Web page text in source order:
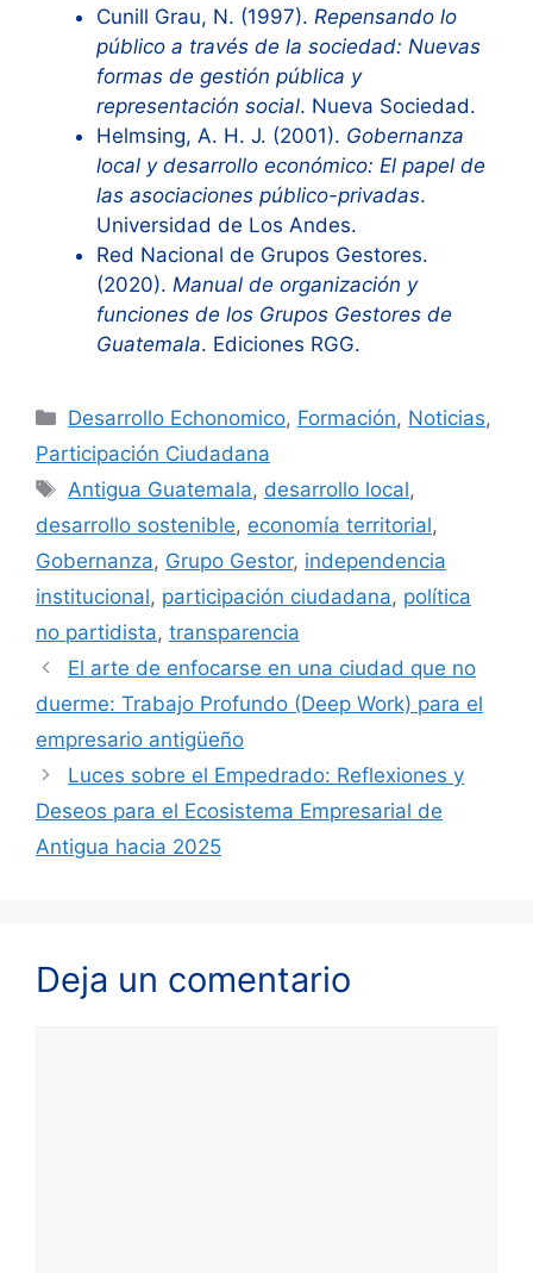
Cunill Grau, N. (1997). Repensando lo
público a través de la sociedad: Nuevas
formas de gestión pública y
representación social. Nueva Sociedad.
Helmsing, A. H. J. (2001). Gobernanza
local y desarrollo económico: El papel de
las asociaciones público-privadas.
Universidad de Los Andes.
Red Nacional de Grupos Gestores.
(2020). Manual de organización y
funciones de los Grupos Gestores de
Guatemala. Ediciones RGG.
Categorías
Desarrollo Echonomico, Formación, Noticias,
Participación Ciudadana
Etiquetas
Antigua Guatemala, desarrollo local,
desarrollo sostenible, economía territorial,
Gobernanza, Grupo Gestor, independencia
institucional, participación ciudadana, política
no partidista, transparencia
El arte de enfocarse en una ciudad que no
duerme: Trabajo Profundo (Deep Work) para el
empresario antigüeño
Luces sobre el Empedrado: Reflexiones y
Deseos para el Ecosistema Empresarial de
Antigua hacia 2025
Deja un comentario